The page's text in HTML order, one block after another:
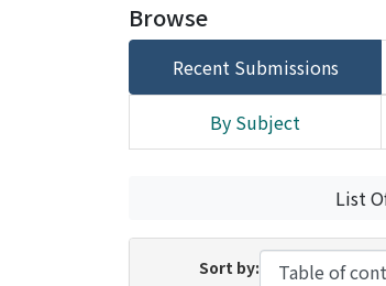
Browse
Recent Submissions
By Subject
List
Sort by: